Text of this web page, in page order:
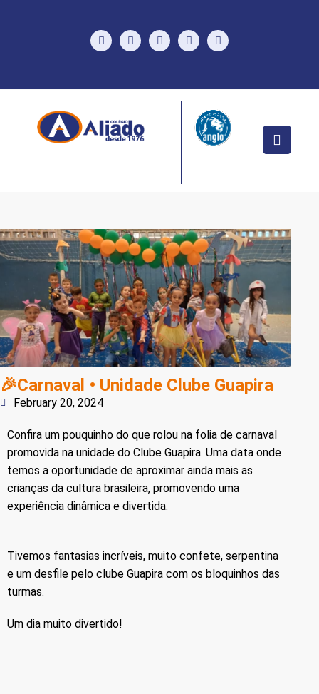
🎉Carnaval • Unidade Clube Guapira
February 20, 2024
Confira um pouquinho do que rolou na folia de carnaval
promovida na unidade do Clube Guapira. Uma data onde
temos a oportunidade de aproximar ainda mais as
crianças da cultura brasileira, promovendo uma
experiência dinâmica e divertida.
Tivemos fantasias incríveis, muito confete, serpentina
e um desfile pelo clube Guapira com os bloquinhos das
turmas.
Um dia muito divertido!